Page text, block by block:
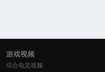
游戏视频
综合电竞视频